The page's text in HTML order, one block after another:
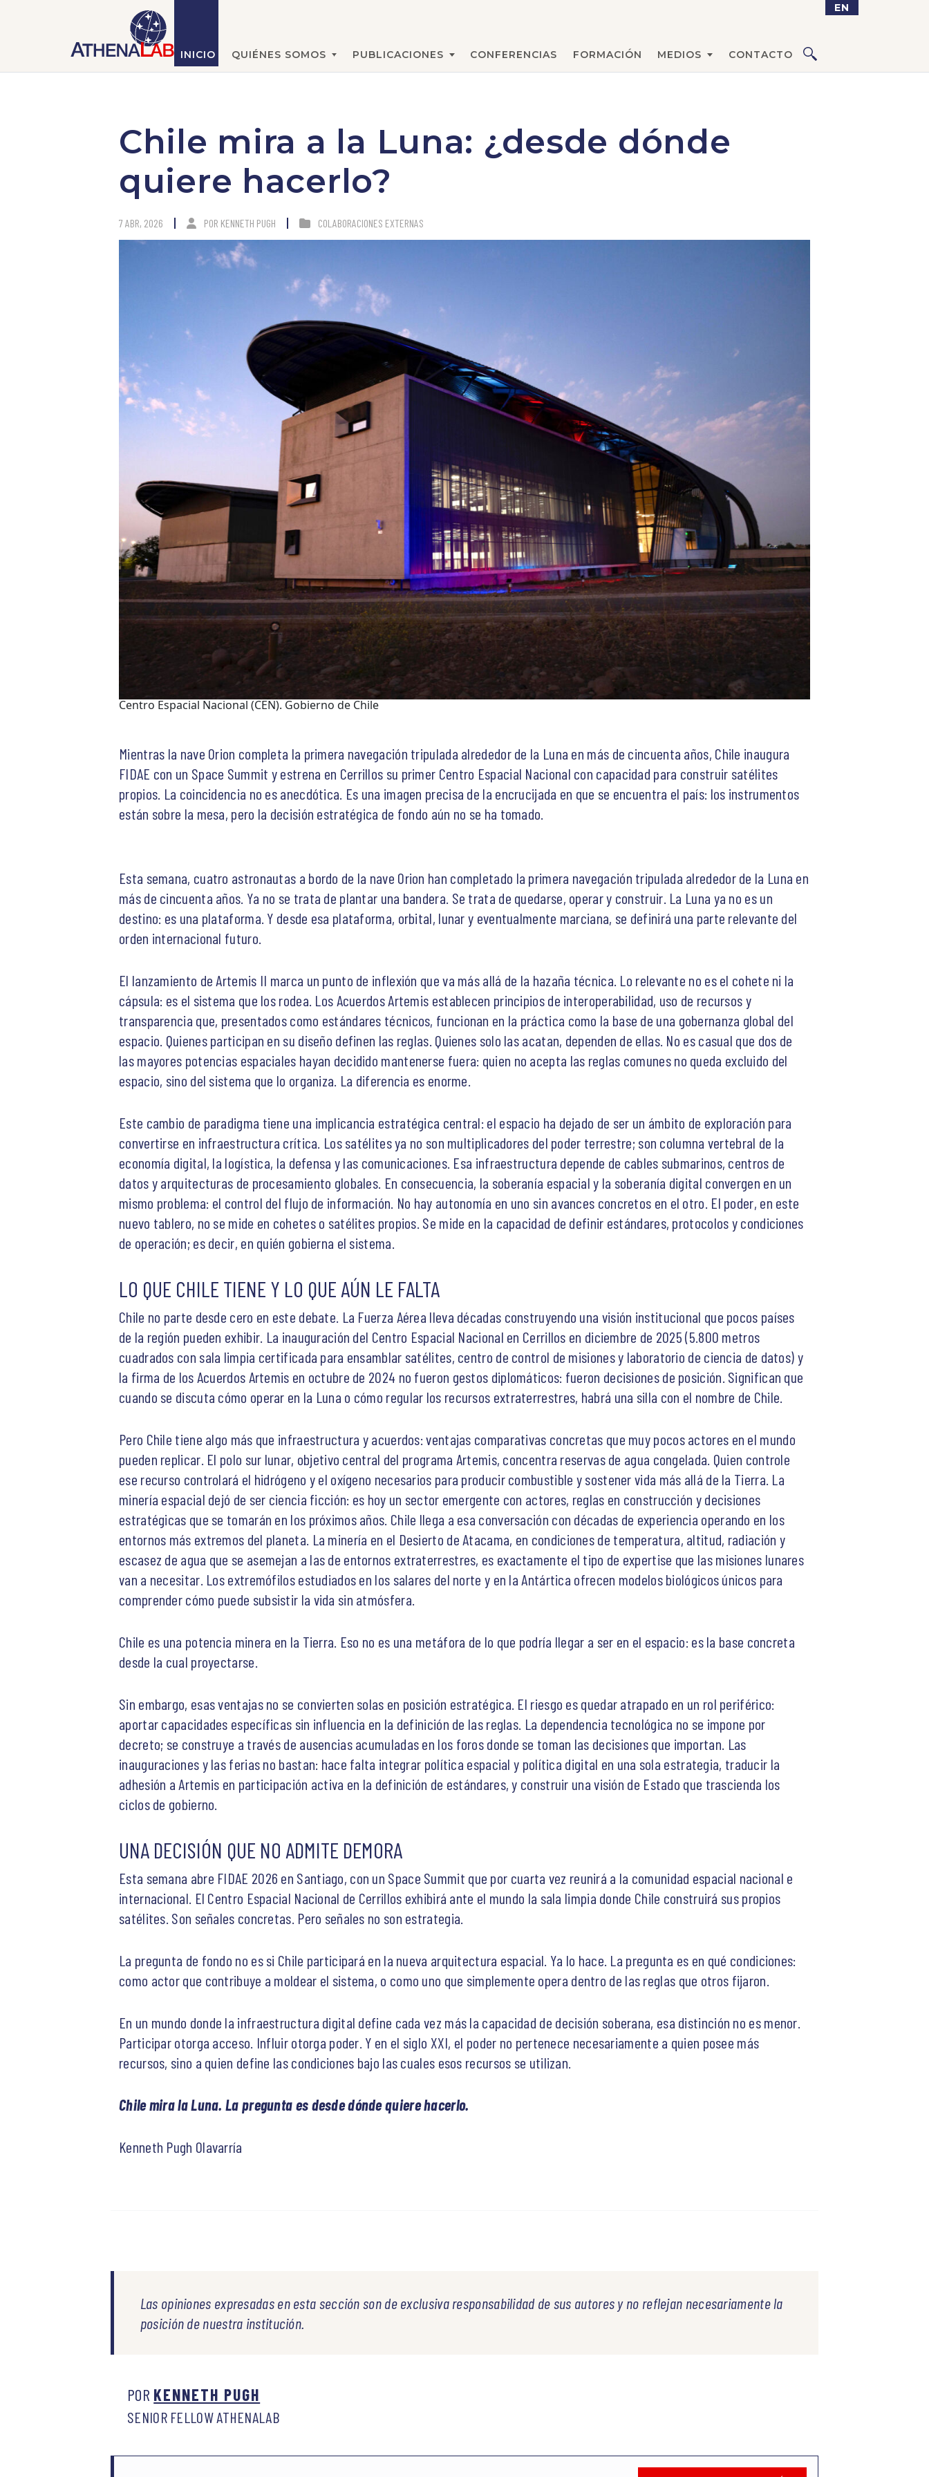
INICIO QUIÉNES SOMOS PUBLICACIONES CONFERENCIAS FORMACIÓN MEDIOS CONTACTO
BUSCAR
EN
Chile mira a la Luna: ¿desde dónde
quiere hacerlo?
7 ABR, 2026 POR KENNETH PUGH COLABORACIONES EXTERNAS
Centro Espacial Nacional (CEN). Gobierno de Chile
Mientras la nave Orion completa la primera navegación tripulada alrededor de la Luna en más de cincuenta años, Chile inaugura
FIDAE con un Space Summit y estrena en Cerrillos su primer Centro Espacial Nacional con capacidad para construir satélites
propios. La coincidencia no es anecdótica. Es una imagen precisa de la encrucijada en que se encuentra el país: los instrumentos
están sobre la mesa, pero la decisión estratégica de fondo aún no se ha tomado.
Esta semana, cuatro astronautas a bordo de la nave Orion han completado la primera navegación tripulada alrededor de la Luna en
más de cincuenta años. Ya no se trata de plantar una bandera. Se trata de quedarse, operar y construir. La Luna ya no es un
destino: es una plataforma. Y desde esa plataforma, orbital, lunar y eventualmente marciana, se definirá una parte relevante del
orden internacional futuro.
El lanzamiento de Artemis II marca un punto de inflexión que va más allá de la hazaña técnica. Lo relevante no es el cohete ni la
cápsula: es el sistema que los rodea. Los Acuerdos Artemis establecen principios de interoperabilidad, uso de recursos y
transparencia que, presentados como estándares técnicos, funcionan en la práctica como la base de una gobernanza global del
espacio. Quienes participan en su diseño definen las reglas. Quienes solo las acatan, dependen de ellas. No es casual que dos de
las mayores potencias espaciales hayan decidido mantenerse fuera: quien no acepta las reglas comunes no queda excluido del
espacio, sino del sistema que lo organiza. La diferencia es enorme.
Este cambio de paradigma tiene una implicancia estratégica central: el espacio ha dejado de ser un ámbito de exploración para
convertirse en infraestructura crítica. Los satélites ya no son multiplicadores del poder terrestre; son columna vertebral de la
economía digital, la logística, la defensa y las comunicaciones. Esa infraestructura depende de cables submarinos, centros de
datos y arquitecturas de procesamiento globales. En consecuencia, la soberanía espacial y la soberanía digital convergen en un
mismo problema: el control del flujo de información. No hay autonomía en uno sin avances concretos en el otro. El poder, en este
nuevo tablero, no se mide en cohetes o satélites propios. Se mide en la capacidad de definir estándares, protocolos y condiciones
de operación; es decir, en quién gobierna el sistema.
LO QUE CHILE TIENE Y LO QUE AÚN LE FALTA
Chile no parte desde cero en este debate. La Fuerza Aérea lleva décadas construyendo una visión institucional que pocos países
de la región pueden exhibir. La inauguración del Centro Espacial Nacional en Cerrillos en diciembre de 2025 (5.800 metros
cuadrados con sala limpia certificada para ensamblar satélites, centro de control de misiones y laboratorio de ciencia de datos) y
la firma de los Acuerdos Artemis en octubre de 2024 no fueron gestos diplomáticos: fueron decisiones de posición. Significan que
cuando se discuta cómo operar en la Luna o cómo regular los recursos extraterrestres, habrá una silla con el nombre de Chile.
Pero Chile tiene algo más que infraestructura y acuerdos: ventajas comparativas concretas que muy pocos actores en el mundo
pueden replicar. El polo sur lunar, objetivo central del programa Artemis, concentra reservas de agua congelada. Quien controle
ese recurso controlará el hidrógeno y el oxígeno necesarios para producir combustible y sostener vida más allá de la Tierra. La
minería espacial dejó de ser ciencia ficción: es hoy un sector emergente con actores, reglas en construcción y decisiones
estratégicas que se tomarán en los próximos años. Chile llega a esa conversación con décadas de experiencia operando en los
entornos más extremos del planeta. La minería en el Desierto de Atacama, en condiciones de temperatura, altitud, radiación y
escasez de agua que se asemejan a las de entornos extraterrestres, es exactamente el tipo de expertise que las misiones lunares
van a necesitar. Los extremófilos estudiados en los salares del norte y en la Antártica ofrecen modelos biológicos únicos para
comprender cómo puede subsistir la vida sin atmósfera.
Chile es una potencia minera en la Tierra. Eso no es una metáfora de lo que podría llegar a ser en el espacio: es la base concreta
desde la cual proyectarse.
Sin embargo, esas ventajas no se convierten solas en posición estratégica. El riesgo es quedar atrapado en un rol periférico:
aportar capacidades específicas sin influencia en la definición de las reglas. La dependencia tecnológica no se impone por
decreto; se construye a través de ausencias acumuladas en los foros donde se toman las decisiones que importan. Las
inauguraciones y las ferias no bastan: hace falta integrar política espacial y política digital en una sola estrategia, traducir la
adhesión a Artemis en participación activa en la definición de estándares, y construir una visión de Estado que trascienda los
ciclos de gobierno.
UNA DECISIÓN QUE NO ADMITE DEMORA
Esta semana abre FIDAE 2026 en Santiago, con un Space Summit que por cuarta vez reunirá a la comunidad espacial nacional e
internacional. El Centro Espacial Nacional de Cerrillos exhibirá ante el mundo la sala limpia donde Chile construirá sus propios
satélites. Son señales concretas. Pero señales no son estrategia.
La pregunta de fondo no es si Chile participará en la nueva arquitectura espacial. Ya lo hace. La pregunta es en qué condiciones:
como actor que contribuye a moldear el sistema, o como uno que simplemente opera dentro de las reglas que otros fijaron.
En un mundo donde la infraestructura digital define cada vez más la capacidad de decisión soberana, esa distinción no es menor.
Participar otorga acceso. Influir otorga poder. Y en el siglo XXI, el poder no pertenece necesariamente a quien posee más
recursos, sino a quien define las condiciones bajo las cuales esos recursos se utilizan.
Chile mira la Luna. La pregunta es desde dónde quiere hacerlo.
Kenneth Pugh Olavarría
Las opiniones expresadas en esta sección son de exclusiva responsabilidad de sus autores y no reflejan necesariamente la
posición de nuestra institución.
POR KENNETH PUGH
SENIOR FELLOW ATHENALAB